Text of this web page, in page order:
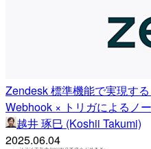
Zendesk 標準機能で実現す
Webhook × トリガによるノ
越井 琢巳 (Koshii Takumi)
2025.06.04